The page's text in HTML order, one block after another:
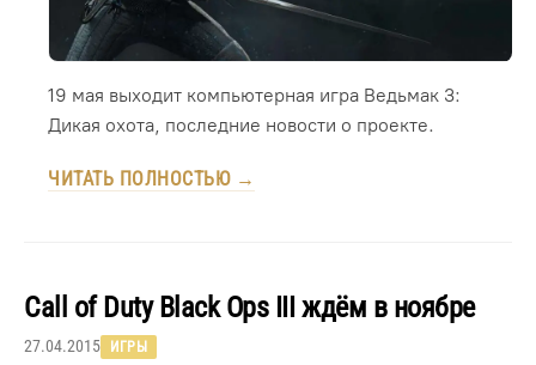
19 мая выходит компьютерная игра Ведьмак 3:
Дикая охота, последние новости о проекте.
ЧИТАТЬ ПОЛНОСТЬЮ →
Call of Duty Black Ops III ждём в ноябре
27.04.2015 ИГРЫ